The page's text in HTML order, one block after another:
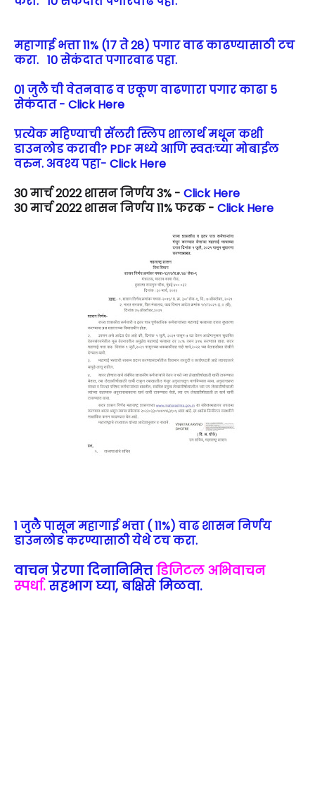
महागाई भत्ता 11% (17 ते 28) पगार वाढ काढण्यासाठी टच
करा. 10 सेकंदात पगारवाढ पहा.
01 जुलै ची वेतनवाढ व एकूण वाढणारा पगार काढा 5
सेकंदात - Click Here
प्रत्येक महिण्याची सॅलरी स्लिप शालार्थ मधून कशी
डाउनलोड करावी? PDF मध्ये आणि स्वतःच्या मोबाईल
वरुन. अवश्य पहा- Click Here
30 मार्च 2022 शासन निर्णय 3% - Click Here
30 मार्च 2022 शासन निर्णय 11% फरक - Click Here
1 जुलै पासून महागाई भत्ता ( 11%) वाढ शासन निर्णय
डाउनलोड करण्यासाठी येथे टच करा.
वाचन प्रेरणा दिनानिमित्तडिजिटल अभिवाचन
स्पर्धा.सहभाग घ्या, बक्षिसे मिळवा.